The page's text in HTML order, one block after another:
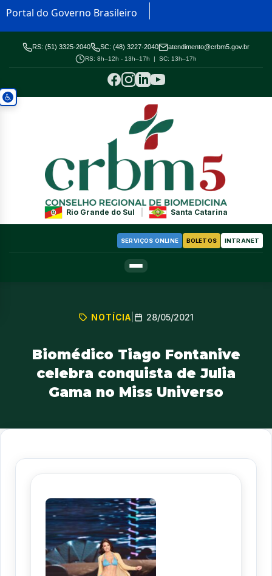
Portal do Governo Brasileiro
RS: (51) 3325-2040 SC: (48) 3227-2040 atendimento@crbm5.gov.br
RS: 8h–12h - 13h–17h | SC: 13h–17h
Rio Grande do Sul Santa Catarina
SERVIÇOS ONLINE BOLETOS INTRANET
NOTÍCIA 28/05/2021
Biomédico Tiago Fontanive
celebra conquista de Julia
Gama no Miss Universo